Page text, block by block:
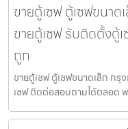
ขายตู้เซฟ ตู้เซฟขนา
ขายตู้เซฟ รับติดตั้งตู้
ถูก
ขายตู้เซฟ ตู้เซฟขนาดเล็ก ก
เซฟ ติดต่อสอบถามได้ตลอด